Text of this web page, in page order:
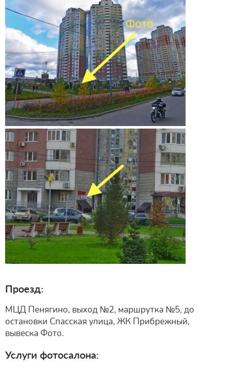
Проезд:
МЦД Пенягино, выход №2, маршрутка №5, до
остановки Спасская улица, ЖК Прибрежный,
вывеска Фото.
Услуги фотосалона: